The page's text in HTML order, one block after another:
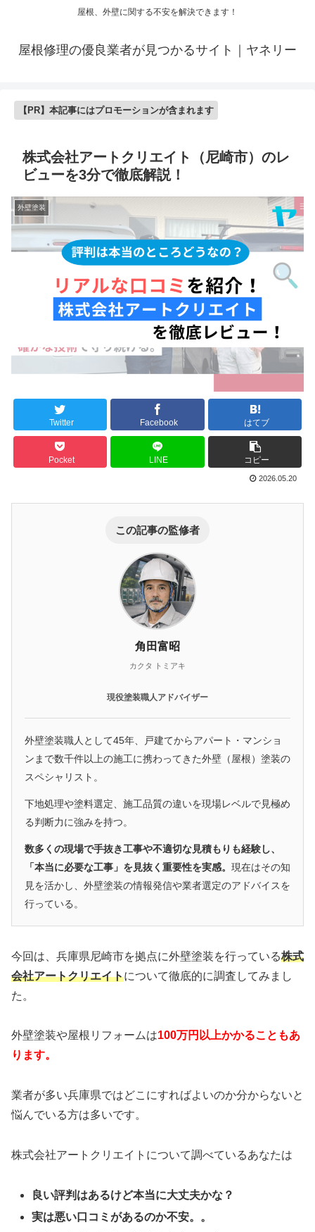
屋根、外壁に関する不安を解決できます！
屋根修理の優良業者が見つかるサイト｜ヤネリー
【PR】本記事にはプロモーションが含まれます
株式会社アートクリエイト（尼崎市）のレ
ビューを3分で徹底解説！
外壁塗装
Twitter Facebook はてブ
Pocket LINE コピー
2026.05.20
この記事の監修者
角田富昭
カクタ トミアキ
現役塗装職人アドバイザー
外壁塗装職人として45年、戸建てからアパート・マンショ
ンまで数千件以上の施工に携わってきた外壁（屋根）塗装の
スペシャリスト。
下地処理や塗料選定、施工品質の違いを現場レベルで見極め
る判断力に強みを持つ。
数多くの現場で手抜き工事や不適切な見積もりも経験し、
「本当に必要な工事」を見抜く重要性を実感。 現在はその知
見を活かし、外壁塗装の情報発信や業者選定のアドバイスを
行っている。
今回は、兵庫県尼崎市を拠点に外壁塗装を行っている株式
会社アートクリエイトについて徹底的に調査してみまし
た。
外壁塗装や屋根リフォームは100万円以上かかることもあ
ります。
業者が多い兵庫県ではどこにすればよいのか分からないと
悩んでいる方は多いです。
株式会社アートクリエイトについて調べているあなたは
良い評判はあるけど本当に大丈夫かな？
実は悪い口コミがあるのか不安。。